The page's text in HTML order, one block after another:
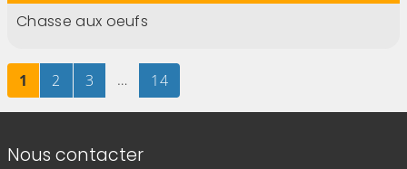
Chasse aux oeufs
Page
1 sur 14Page
2 sur 14Page
3sur 14
… Page
14sur 14
Informations de contact
Nous contacter